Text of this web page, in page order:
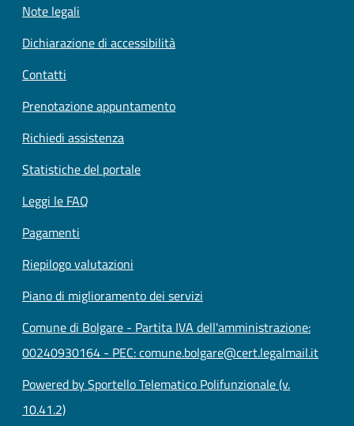
Note legali
Dichiarazione di accessibilità
Contatti
Prenotazione appuntamento
Richiedi assistenza
Statistiche del portale
Leggi le FAQ
Pagamenti
Riepilogo valutazioni
Piano di miglioramento dei servizi
Comune di Bolgare - Partita IVA dell'amministrazione:
00240930164 - PEC: comune.bolgare@cert.legalmail.it
Powered by Sportello Telematico Polifunzionale (v.
10.41.2)